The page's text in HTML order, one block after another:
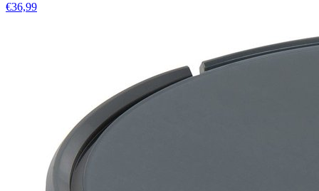
€36,99